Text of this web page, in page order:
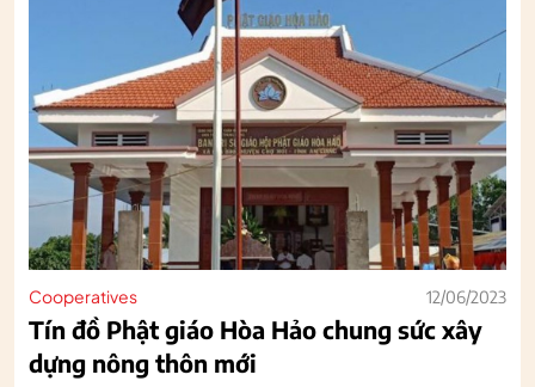
Cooperatives 12/06/2023
Tín đồ Phật giáo Hòa Hảo chung sức xây
dựng nông thôn mới